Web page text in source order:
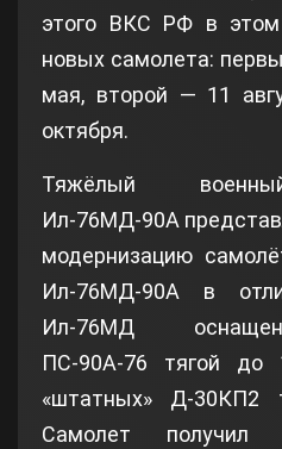
этого ВКС РФ в этом
новых самолета:
мая, второй — 11
октября.
Тяжёлый
Ил-76МД-90А
модернизацию
Ил-76МД-90А в
Ил-76МД
ПС-90А-76 тягой до
«штатных» Д-30КП2
Самолет